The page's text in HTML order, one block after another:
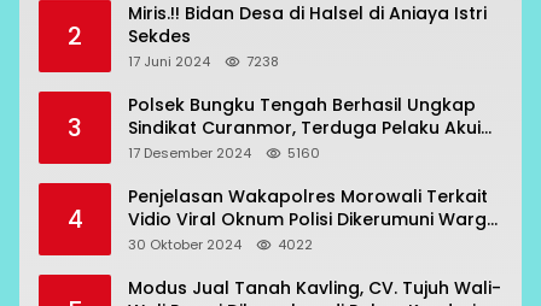
2
Miris.!! Bidan Desa di Halsel di Aniaya Istri
Sekdes
17 Juni 2024 7238
3
Polsek Bungku Tengah Berhasil Ungkap
Sindikat Curanmor, Terduga Pelaku Akui
Beraksi di 7 Lokasi
17 Desember 2024 5160
4
Penjelasan Wakapolres Morowali Terkait
Vidio Viral Oknum Polisi Dikerumuni Warga
Bahodopi
30 Oktober 2024 4022
Modus Jual Tanah Kavling, CV. Tujuh Wali-